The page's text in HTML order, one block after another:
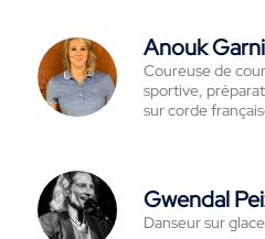
Anouk
Coureuse de
sportive,
sur corde
Gwendal
Danseur sur